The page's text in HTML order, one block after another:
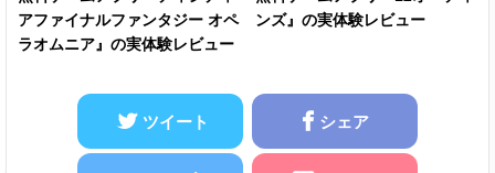
アファイナルファンタジー オペ
ラオムニア』の実体験レビュー
ンズ』の実体験レビュー
ツイート シェア